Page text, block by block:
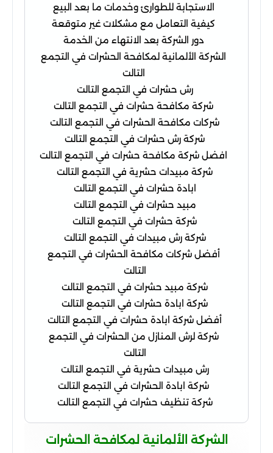
الاستجابة للطوارئ وخدمات ما بعد البيع
كيفية التعامل مع مشكلات غير متوقعة
دور الشركة بعد الانتهاء من الخدمة
الشركة الألمانية لمكافحة الحشرات في التجمع
التالت
رش حشرات في التجمع التالت
شركة مكافحة حشرات في التجمع التالت
شركات مكافحة الحشرات في التجمع التالت
شركة رش حشرات في التجمع التالت
افضل شركة مكافحة حشرات في التجمع التالت
شركة مبيدات حشرية في التجمع التالت
ابادة حشرات في التجمع التالت
مبيد حشرات في التجمع التالت
شركة حشرات في التجمع التالت
شركة رش مبيدات في التجمع التالت
أفضل شركات مكافحة الحشرات في التجمع
التالت
شركة مبيد حشرات في التجمع التالت
شركة ابادة حشرات في التجمع التالت
أفضل شركة ابادة حشرات في التجمع التالت
شركة لرش المنازل من الحشرات في التجمع
التالت
رش مبيدات حشرية في التجمع التالت
شركة ابادة الحشرات في التجمع التالت
شركة تنظيف حشرات في التجمع التالت
الشركة الألمانية لمكافحة الحشرات